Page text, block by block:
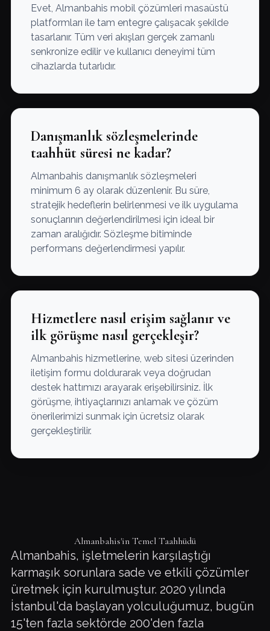
Evet, Almanbahis mobil çözümleri masaüstü
platformları ile tam entegre çalışacak şekilde
tasarlanır. Tüm veri akışları gerçek zamanlı
senkronize edilir ve kullanıcı deneyimi tüm
cihazlarda tutarlıdır.
Danışmanlık sözleşmelerinde
taahhüt süresi ne kadar?
Almanbahis danışmanlık sözleşmeleri
minimum 6 ay olarak düzenlenir. Bu süre,
stratejik hedeflerin belirlenmesi ve ilk uygulama
sonuçlarının değerlendirilmesi için ideal bir
zaman aralığıdır. Sözleşme bitiminde
performans değerlendirmesi yapılır.
Hizmetlere nasıl erişim sağlanır ve
ilk görüşme nasıl gerçekleşir?
Almanbahis hizmetlerine, web sitesi üzerinden
iletişim formu doldurarak veya doğrudan
destek hattımızı arayarak erişebilirsiniz. İlk
görüşme, ihtiyaçlarınızı anlamak ve çözüm
önerilerimizi sunmak için ücretsiz olarak
gerçekleştirilir.
Almanbahis'in Temel Taahhüdü
Almanbahis, işletmelerin karşılaştığı
karmaşık sorunlara sade ve etkili çözümler
üretmek için kurulmuştur. 2020 yılında
İstanbul'da başlayan yolculuğumuz, bugün
15'ten fazla sektörde 200'den fazla